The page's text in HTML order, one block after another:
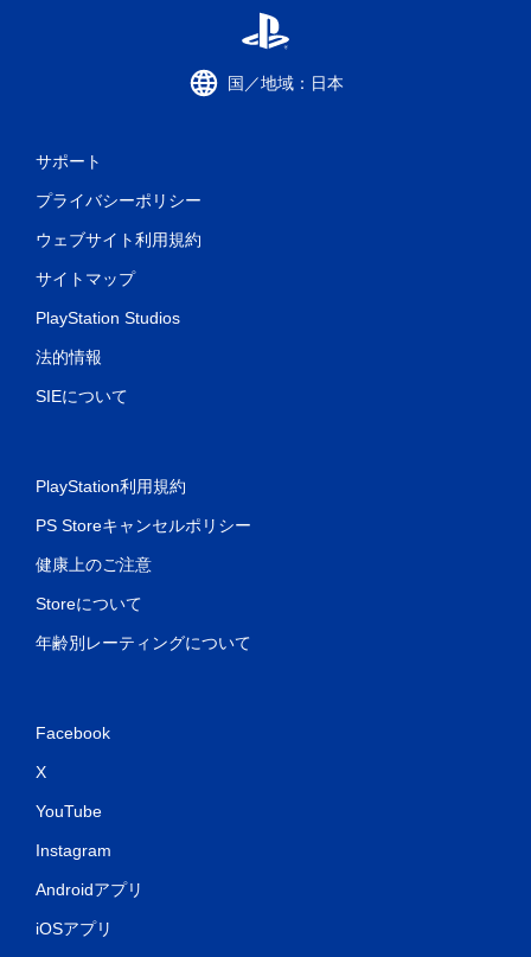
国／地域：日本
サポート
プライバシーポリシー
ウェブサイト利用規約
サイトマップ
PlayStation Studios
法的情報
SIEについて
PlayStation利用規約
PS Storeキャンセルポリシー
健康上のご注意
Storeについて
年齢別レーティングについて
Facebook
X
YouTube
Instagram
Androidアプリ
iOSアプリ